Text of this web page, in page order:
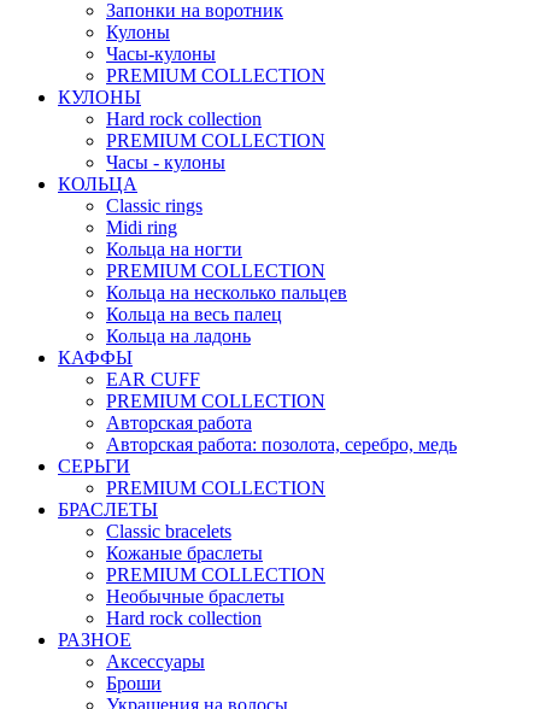
Запонки на воротник
Кулоны
Часы-кулоны
PREMIUM COLLECTION
КУЛОНЫ
Hard rock collection
PREMIUM COLLECTION
Часы - кулоны
КОЛЬЦА
Classic rings
Midi ring
Кольца на ногти
PREMIUM COLLECTION
Кольца на несколько пальцев
Кольца на весь палец
Кольца на ладонь
КАФФЫ
EAR CUFF
PREMIUM COLLECTION
Авторская работа
Авторская работа: позолота, серебро, медь
СЕРЬГИ
PREMIUM COLLECTION
БРАСЛЕТЫ
Classic bracelets
Кожаные браслеты
PREMIUM COLLECTION
Необычные браслеты
Hard rock collection
РАЗНОЕ
Аксессуары
Броши
Украшения на волосы